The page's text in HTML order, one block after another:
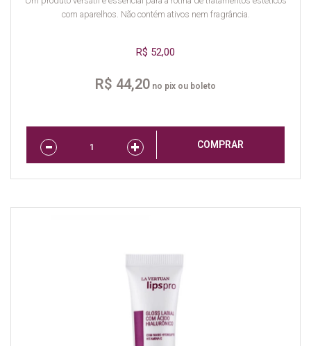
com aparelhos. Não contém ativos nem fragrância.
R$ 52,00
R$ 44,20 no pix ou boleto
COMPRAR